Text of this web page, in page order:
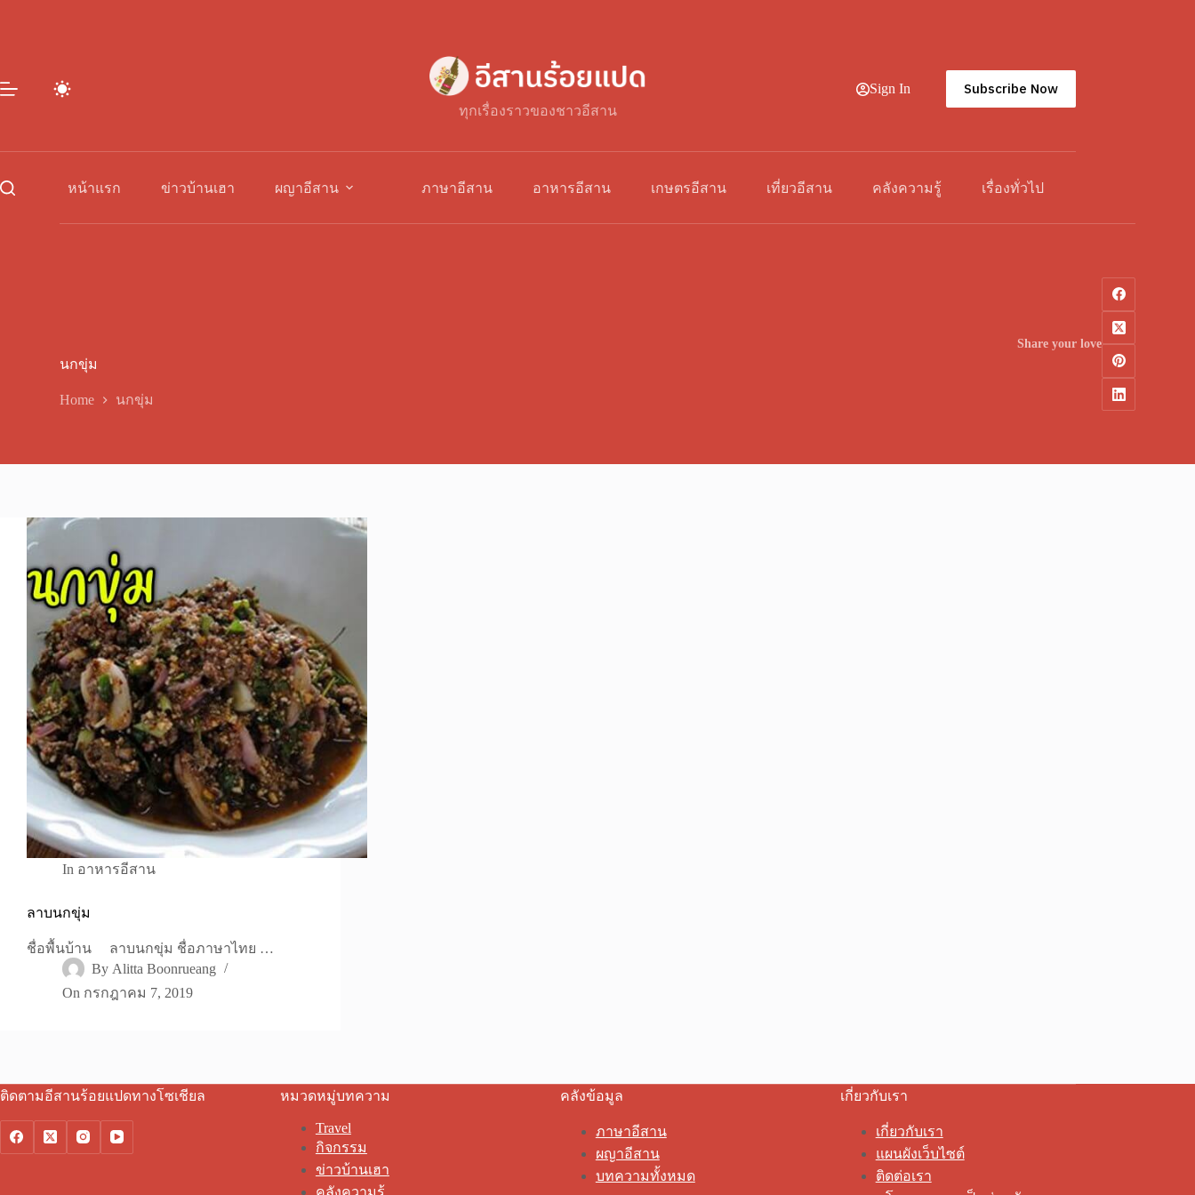
ทุกเรื่องราวของชาวอีสาน
Sign In Subscribe Now
หน้าแรก ข่าวบ้านเฮา ผญาอีสาน ภาษาอีสาน อาหารอีสาน เกษตรอีสาน เที่ยวอีสาน คลังความรู้ เรื่องทั่วไป
นกขุ่ม
Home นกขุ่ม
Share your love
In อาหารอีสาน
ลาบนกขุ่ม
ชื่อพื้นบ้าน ลาบนกขุ่ม ชื่อภาษาไทย …
By Alitta Boonrueang
On กรกฎาคม 7, 2019
ติดตามอีสานร้อยแปดทางโซเชียล หมวดหมู่บทความ
Travel
กิจกรรม
ข่าวบ้านเฮา
คลังข้อมูล
ภาษาอีสาน
ผญาอีสาน
บทความทั้งหมด
เกี่ยวกับเรา
เกี่ยวกับเรา
แผนผังเว็บไซต์
ติดต่อเรา